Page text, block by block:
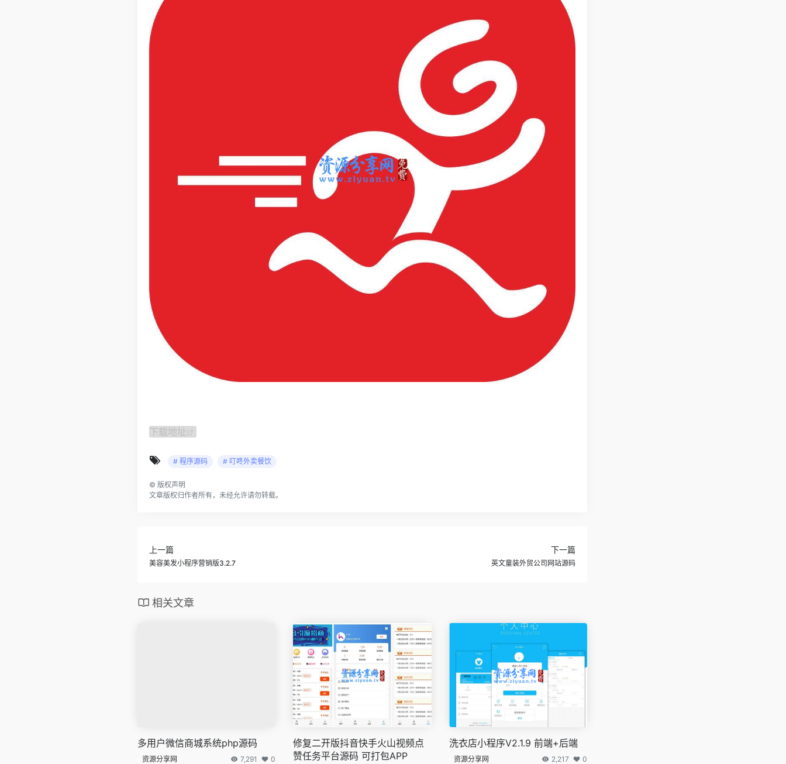
下载地址
# 程序源码 # 叮咚外卖餐饮
© 版权声明
文章版权归作者所有，未经允许请勿转载。
上一篇
美容美发小程序营销版3.2.7
下一篇
英文童装外贸公司网站源码
相关文章
多用户微信商城系统php源码
资源分享网 7,291 0
修复二开版抖音快手火山视频点
赞任务平台源码 可打包APP
洗衣店小程序V2.1.9 前端+后端
资源分享网 2,217 0